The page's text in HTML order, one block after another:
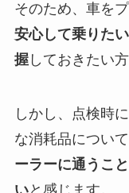
そのため、車を
安心して乗りた
握しておきたい
しかし、点検時
な消耗品について
ーラーに通うこ
いと感じます。